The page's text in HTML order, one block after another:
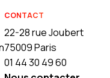
CONTACT
22-28 rue Joubert
75009 Paris
01 44 30 49 60